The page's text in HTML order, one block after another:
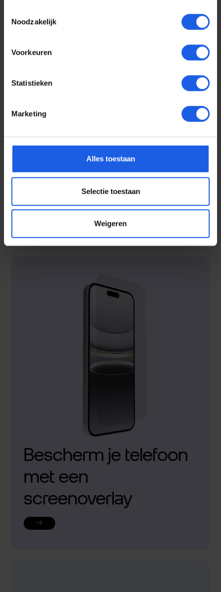
Noodzakelijk
Voorkeuren
Statistieken
Marketing
Alles toestaan
Selectie toestaan
Weigeren
Voor elke telefoon een
oortje
Bescherm je telefoon
met een
screenoverlay